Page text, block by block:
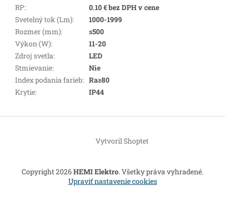
RP:
0.10 € bez DPH v cene
Svetelný tok (Lm):
1000-1999
Rozmer (mm):
≤500
Výkon (W):
11-20
Zdroj svetla:
LED
Stmievanie:
Nie
Index podania farieb: Ra≥80
Krytie: IP44
Vytvoril Shoptet
Copyright 2026HEMI Elektro. Všetky práva vyhradené.
Upraviť nastavenie cookies